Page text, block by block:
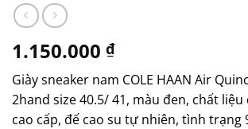
1.150.000 ₫
Giày sneaker nam COLE HAAN Air
2hand size 40.5/ 41, màu đen, chất
cao cấp, đế cao su tự nhiên, tình trạng